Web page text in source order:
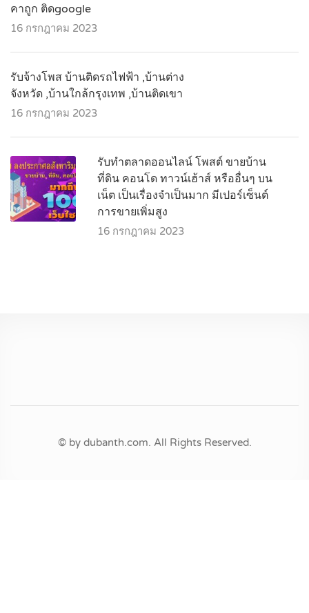
คาถูก ติดgoogle
16 กรกฎาคม 2023
รับจ้างโพส บ้านติดรถไฟฟ้า ,บ้านต่าง
จังหวัด ,บ้านใกล้กรุงเทพ ,บ้านติดเขา
16 กรกฎาคม 2023
รับทำตลาดออนไลน์ โพสต์ ขายบ้าน
ที่ดิน คอนโด ทาวน์เฮ้าส์ หรืออื่นๆ บน
เน็ต เป็นเรื่องจำเป็นมาก มีเปอร์เซ็นต์
การขายเพิ่มสูง
16 กรกฎาคม 2023
© by dubanth.com. All Rights Reserved.